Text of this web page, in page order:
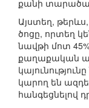
քանի
Այստեղ,
ծոցը, որտեղ
նավթի մոտ
քաղաքական
կարող են
հանգեցնելով